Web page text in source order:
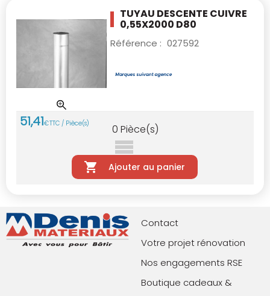
TUYAU DESCENTE CUIVRE
0,55X2000 D80
Référence : 027592
51,41€TTC / Pièce(s) 0 Pièce(s)
Ajouter au panier
Contact
Votre projet rénovation
Nos engagements RSE
Boutique cadeaux &